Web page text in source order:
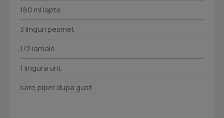
180 ml lapte
3 linguri pesmet
1/2 lamaie
1 lingura unt
sare,piper dupa gust.